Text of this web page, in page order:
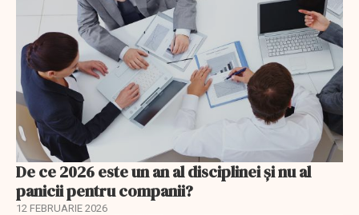
De ce 2026 este un an al disciplinei și nu al
panicii pentru companii?
12 FEBRUARIE 2026